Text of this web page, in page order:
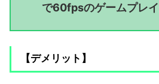
で60fpsのゲームプレイ
【デメリット】